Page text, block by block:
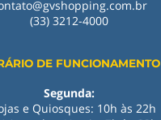
(33) 3212-4000
DE FUNCIONAMENTO
Segunda:
e Quiosques: 10h às 22h